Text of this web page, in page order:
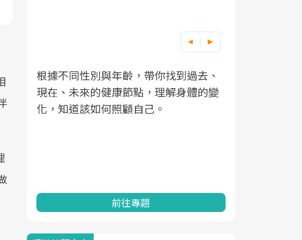
根據不同性別與年齡，帶你找到過去、
現在、未來的健康節點，理解身體的變
化，知道該如何照顧自己。
前往專題